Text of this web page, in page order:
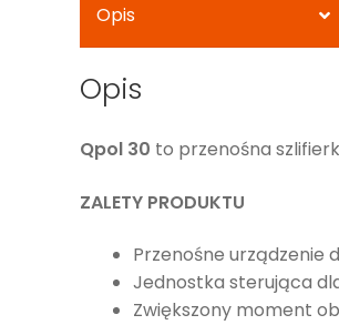
Opis
Opis
Qpol 30 to przenośna
ZALETY PRODUKTU
Przenośne urządzenie
Jednostka sterująca
Zwiększony moment